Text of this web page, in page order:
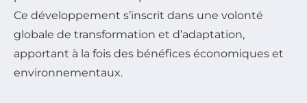
Ce développement s’inscrit dans une volonté
globale de transformation et d’adaptation,
apportant à la fois des bénéfices économiques et
environnementaux.